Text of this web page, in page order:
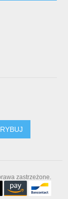
zastrzeżone.